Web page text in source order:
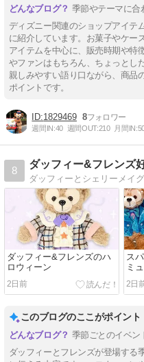
季節やテーマに合
ディズニー関連のショップアイテ
に紹介しています。お菓子やケー
アイテムを中心に、販売時期や特
やファンはもちろん、ちょっとし
親しみやすい語り口ながら、商品
ポイントです。
1829469 8
週間IN:40 週間OUT:210 月間IN:
8
ダッフィー&フレンズ
ダッフィー&フレンズのハ
ロウィーン
2日前
ス
ミ
2日
このブログのここがポイント
季節ごとのイベン
ダッフィーとフレンズが登場する